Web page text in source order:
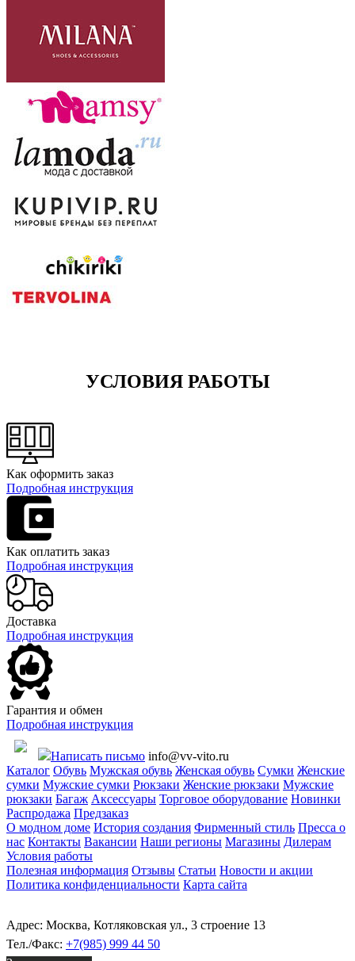
УСЛОВИЯ РАБОТЫ
Как оформить заказ
Подробная инструкция
Как оплатить заказ
Подробная инструкция
Доставка
Подробная инструкция
Гарантия и обмен
Подробная инструкция
Написать письмо info@vv-vito.ru
Каталог Обувь Мужская обувь Женская обувь Сумки Женские
сумки Мужские сумки Рюкзаки Женские рюкзаки Мужские
рюкзаки Багаж Аксессуары Торговое оборудование Новинки
Распродажа Предзаказ
О модном доме История создания Фирменный стиль Пресса о
нас Контакты Вакансии Наши регионы Магазины Дилерам
Условия работы
Полезная информация Отзывы Статьи Новости и акции
Политика конфиденциальности Карта сайта
Адрес: Москва, Котляковская ул., 3 строение 13
Тел./Факс: +7(985) 999 44 50